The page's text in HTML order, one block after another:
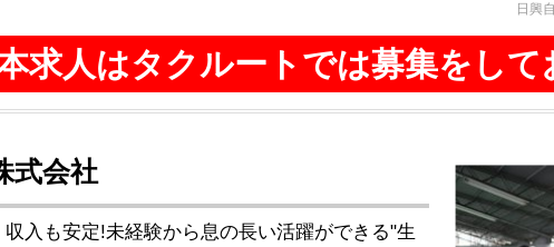
日興
求人はタクルートでは募集をして
式会社
収入も安定!未経験から息の長い活躍ができる"生